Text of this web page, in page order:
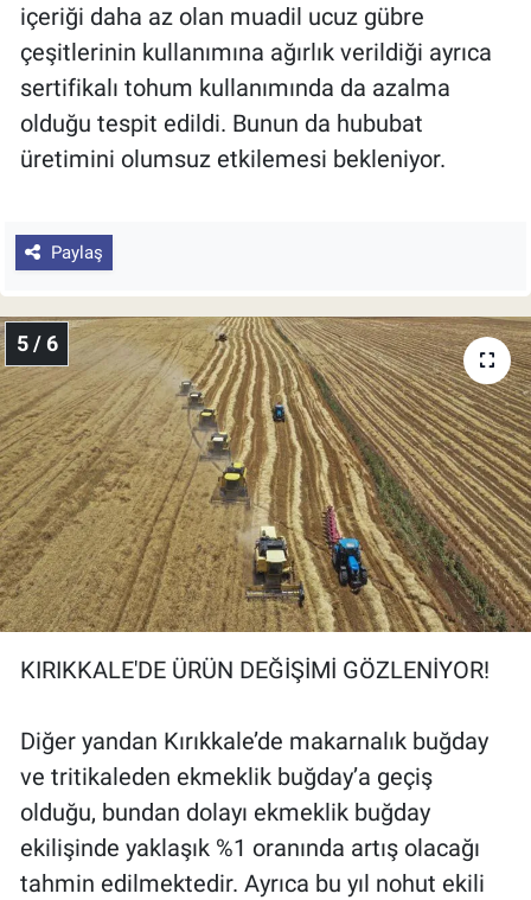
içeriği daha az olan muadil ucuz gübre
çeşitlerinin kullanımına ağırlık verildiği ayrıca
sertifikalı tohum kullanımında da azalma
olduğu tespit edildi. Bunun da hububat
üretimini olumsuz etkilemesi bekleniyor.
Paylaş
5 / 6
KIRIKKALE'DE ÜRÜN DEĞİŞİMİ GÖZLENİYOR!
Diğer yandan Kırıkkale’de makarnalık buğday
ve tritikaleden ekmeklik buğday’a geçiş
olduğu, bundan dolayı ekmeklik buğday
ekilişinde yaklaşık %1 oranında artış olacağı
tahmin edilmektedir. Ayrıca bu yıl nohut ekili